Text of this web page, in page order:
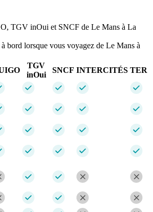
TGV inOui et SNCF de Le Mans à La
bord lorsque vous voyagez de Le Mans à
TGV
inOui
SNCF INTERCITÉS TER